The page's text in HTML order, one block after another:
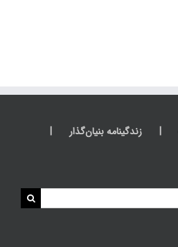
زندگینامه بنیان‌گذار